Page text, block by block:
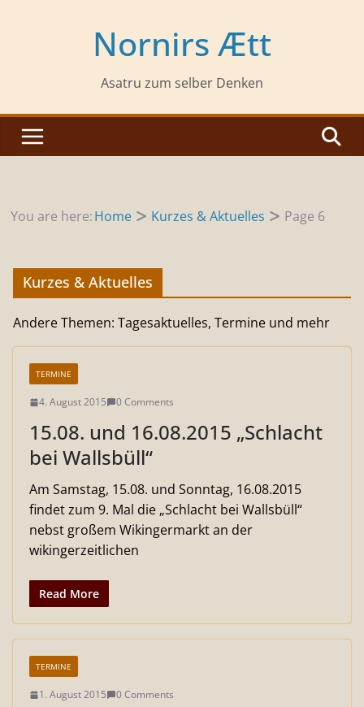
Nornirs Ætt
Asatru zum selber Denken
You are here:Home Kurzes & Aktuelles Page 6
Kurzes & Aktuelles
Andere Themen: Tagesaktuelles, Termine und mehr
TERMINE
4. August 2015 0 Comments
15.08. und 16.08.2015 „Schlacht
bei Wallsbüll“
Am Samstag, 15.08. und Sonntag, 16.08.2015
findet zum 9. Mal die „Schlacht bei Wallsbüll“
nebst großem Wikingermarkt an der
wikingerzeitlichen
Read More
TERMINE
1. August 2015 0 Comments